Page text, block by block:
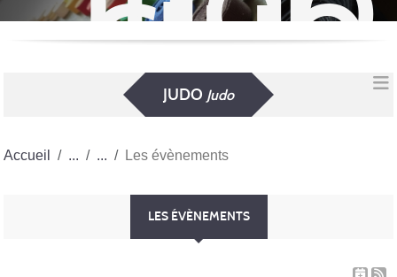
La
JUDO Judo
Accueil Les évènements
LES ÉVÈNEMENTS